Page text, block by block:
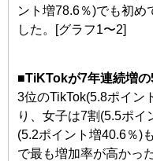
ント増78.6％)でも初め
した。[グラフ1〜2]
■TiKTokが7年連続増
3位のTikTok(5.8ポイン
り、女子は7割(5.5ポイ
(5.2ポイント増40.6％)
で最も増加率が高かっ